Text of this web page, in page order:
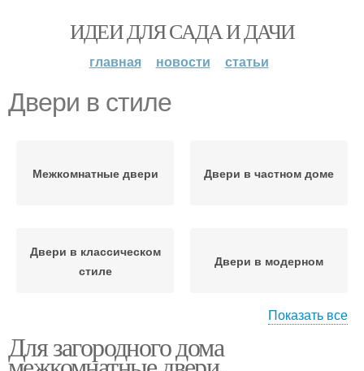
ИДЕИ ДЛЯ САДА И ДАЧИ
главная новости статьи
Двери в стиле
Межкомнатные двери Двери в частном доме
Двери в классическом
стиле
Двери в модерном
Двери в техно стиле
Показать все
Для загородного дома